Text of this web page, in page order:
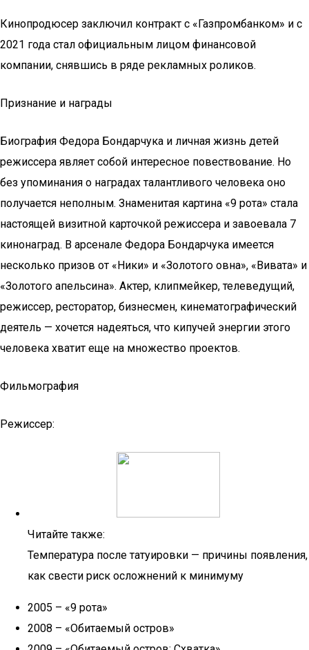
Кинопродюсер заключил контракт с «Газпромбанком» и с
2021 года стал официальным лицом финансовой
компании, снявшись в ряде рекламных роликов.
Признание и награды
Биография Федора Бондарчука и личная жизнь детей
режиссера являет собой интересное повествование. Но
без упоминания о наградах талантливого человека оно
получается неполным. Знаменитая картина «9 рота» стала
настоящей визитной карточкой режиссера и завоевала 7
кинонаград. В арсенале Федора Бондарчука имеется
несколько призов от «Ники» и «Золотого овна», «Вивата» и
«Золотого апельсина». Актер, клипмейкер, телеведущий,
режиссер, ресторатор, бизнесмен, кинематографический
деятель — хочется надеяться, что кипучей энергии этого
человека хватит еще на множество проектов.
Фильмография
Режиссер:
Читайте также:
Температура после татуировки — причины появления,
как свести риск осложнений к минимуму
2005 – «9 рота»
2008 – «Обитаемый остров»